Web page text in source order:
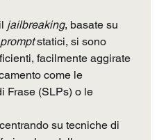
jailbreaking, basate su
statici, si sono
facilmente aggirate
come le
Frase (SLPs) o le
su tecniche di